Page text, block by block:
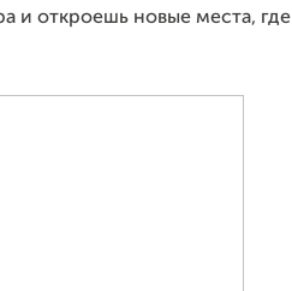
и откроешь новые места,